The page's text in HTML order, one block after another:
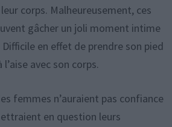
corps. Malheureusement, ces
gâcher un joli moment intime
en effet de prendre son pied
avec son corps.
femmes n’auraient pas confiance
en question leurs